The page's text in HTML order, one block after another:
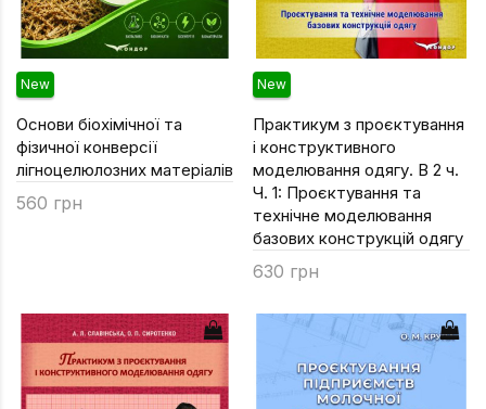
New
Основи біохімічної та
фізичної конверсії
лігноцелюлозних матеріалів
560 грн
New
Практикум з проєктування
і конструктивного
моделювання одягу. В 2 ч.
Ч. 1: Проєктування та
технічне моделювання
базових конструкцій одягу
630 грн